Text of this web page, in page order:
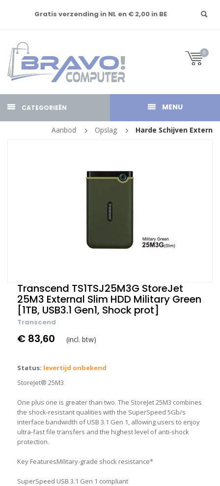
Gratis verzending in NL en € 2,00 in BE
0
CATEGORIEËN MENU
Aanbod Opslag Harde Schijven Extern
Transcend TS1TSJ25M3G StoreJet
25M3 External Slim HDD Military Green
[1TB, USB3.1 Gen1, Shock prot]
Transcend
€ 83,60 (incl. btw)
Status: levertijd onbekend
StoreJet® 25M3
One plus one is greater than two. The StoreJet 25M3 combines
the shock-resistant qualities with the SuperSpeed 5Gb/s
interface bandwidth of USB 3.1 Gen 1, allowing users to enjoy
ultra-fast file transfers and the highest level of anti-shock
protection.
Key FeaturesMilitary-grade shock resistance*
SuperSpeed USB 3.1 Gen 1 compliant